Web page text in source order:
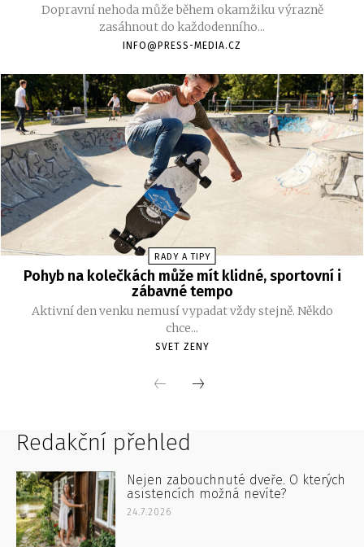
Redakční přehled
Nejen zabouchnuté dveře. O kterých
asistencích možná nevíte?
24.7.2026